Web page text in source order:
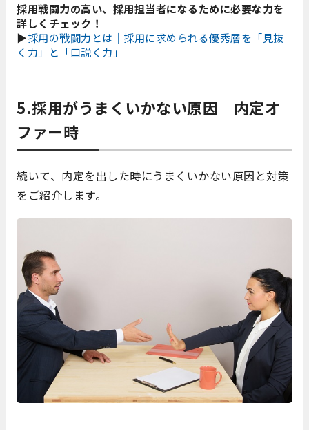
採用戦闘力の高い、採用担当者になるために必要な力を
詳しくチェック！
▶採用の戦闘力とは｜採用に求められる優秀層を「見抜
く力」と「口説く力」
5.採用がうまくいかない原因｜内定オ
ファー時
続いて、内定を出した時にうまくいかない原因と対策
をご紹介します。